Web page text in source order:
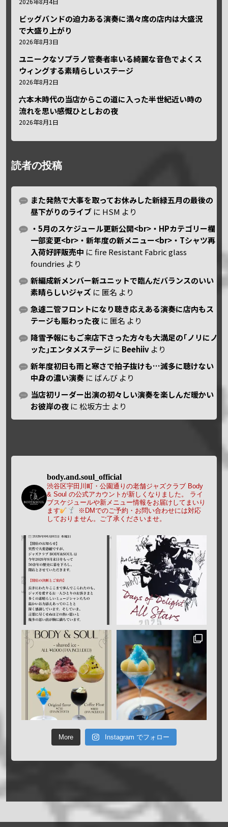
ビッグバンドの迫力ある演奏に満々席の店内は大盛況
で大盛り上がり
2026年8月3日
ユニークなソプラノ管奏者率いる綺麗な音色でよくス
ウィングする素晴らしいステージ
2026年8月2日
六本木時代の当店からこの道に入った半世紀近い時の
流れを思い感慨ひとしおの夜
2026年8月1日
読者の投稿
また発熱で大事を取ってお休みした新緑五月の最後の
昼下がりのライブ に HSM より
・5月のスケジュール更新公開<br>・HPカテゴリー欄
一部変更<br>・新年度の新メニュー<br>・Tシャツ再
入荷好評販売中 にfire Resistant Fabric glass
foundries より
新編成新メンバー新ユニットで臨んだバランスのいい
素晴らしいジャズ に 匿名 より
急遽二管フロントになり聴き応えある演奏に店内もス
テージも賑わった夜 に 匿名 より
降雪予報にもご来店下さった方々も大満足の｢ノリにノ
ッた｣エンタメステージ に Beehiiv より
新年度初日も雨と寒さで拍子抜けも…滅多に聴けない
中身の濃い演奏 に ばんび より
当店初リーダー出演の初々しい演奏を楽しんだ暖かい
お彼岸の夜 に松坂方士 より
body.and.soul_official
渋谷区宇田川町・公園通りの老舗ジャズクラブ Body
& Soul の公式アカウントが新しくなりました。
ライ
ブスケジュールや新メニュー情報をお届けしてまいり
ます
※DMでのご予約・お問い合わせには対応
しておりません。ご了承くださいませ。
More Instagram でフォロー